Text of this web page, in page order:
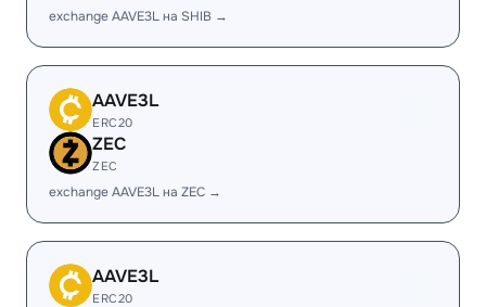
exchange AAVE3L на SHIB →
AAVE3L
ERC20
ZEC
ZEC
exchange AAVE3L на ZEC →
AAVE3L
ERC20